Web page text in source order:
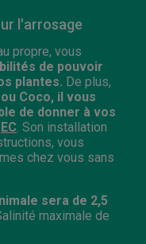
l'arrosage
propre, vous
de pouvoir
plantes. De plus,
Coco, il vous
de donner à vos
EC . Son installation
vous
chez vous sans
sera de 2,5
maximale de